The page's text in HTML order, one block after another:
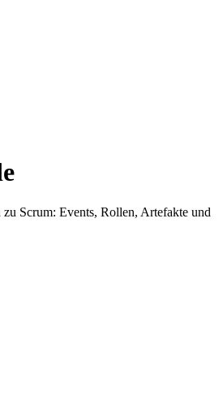
Scrum: Events, Rollen, Artefakte und